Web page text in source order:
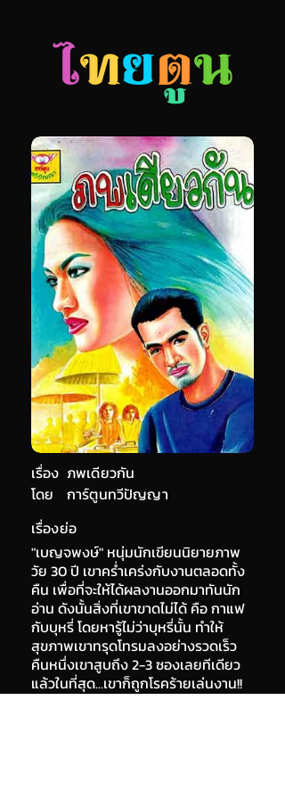
เรื่อง ภพเดียวกัน
การ์ตูนทวีปัญญา
โดย
เรื่องย่อ
"เบญจพงษ์" หนุ่มนักเขียนนิยายภาพ
วัย 30 ปี เขาคร่ำเคร่งกับงานตลอดทั้ง
คืน เพื่อที่จะให้ได้ผลงานออกมาทันนัก
อ่าน ดังนั้นสิ่งที่เขาขาดไม่ได้ คือ กาแฟ
กับบุหรี่ โดยหารู้ไม่ว่าบุหรี่นั้น ทำให้
สุขภาพเขาทรุดโทรมลงอย่างรวดเร็ว
คืนหนึ่งเขาสูบถึง 2-3 ซองเลยทีเดียว
แล้วในที่สุด...เขาก็ถูกโรคร้ายเล่นงาน!!